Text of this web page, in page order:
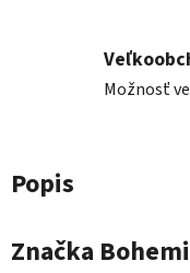
Možnosť
Popis
Značka